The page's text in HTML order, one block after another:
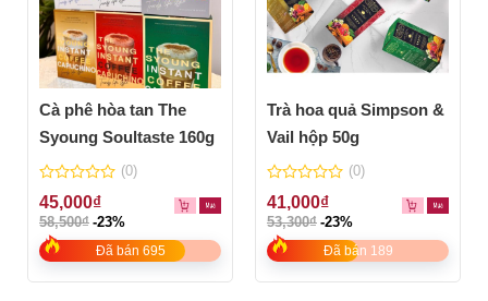
Cà phê hòa tan The
Syoung Soultaste 160g
0
out
of
5
(0)
45,000₫
58,500₫ -23%
Đã bán 695
Trà hoa quả Simpson &
Vail hộp 50g
0
out
of
5
(0)
41,000₫
53,300₫ -23%
Đã bán 189